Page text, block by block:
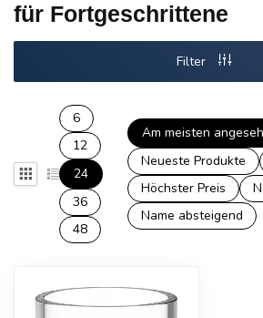
für Fortgeschrittene
Filter
6
12
24
36
48
Am meisten
Neueste Produkte
Höchster Preis
Name absteigend